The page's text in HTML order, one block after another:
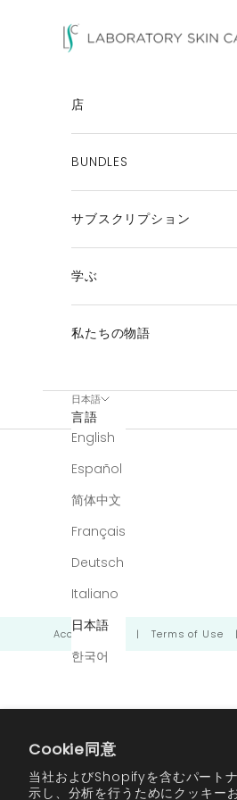
Cookie同意
当社およびShopifyを含むパート
示し、分析を行うためにクッキー
Laboratory Skin Care
店
BUNDLES
サブスクリプション
学ぶ
私たちの物語
日本語
言語
English
Español
简体中文
Français
Deutsch
Italiano
日本語
한국어
Accessibility | Terms of Use |